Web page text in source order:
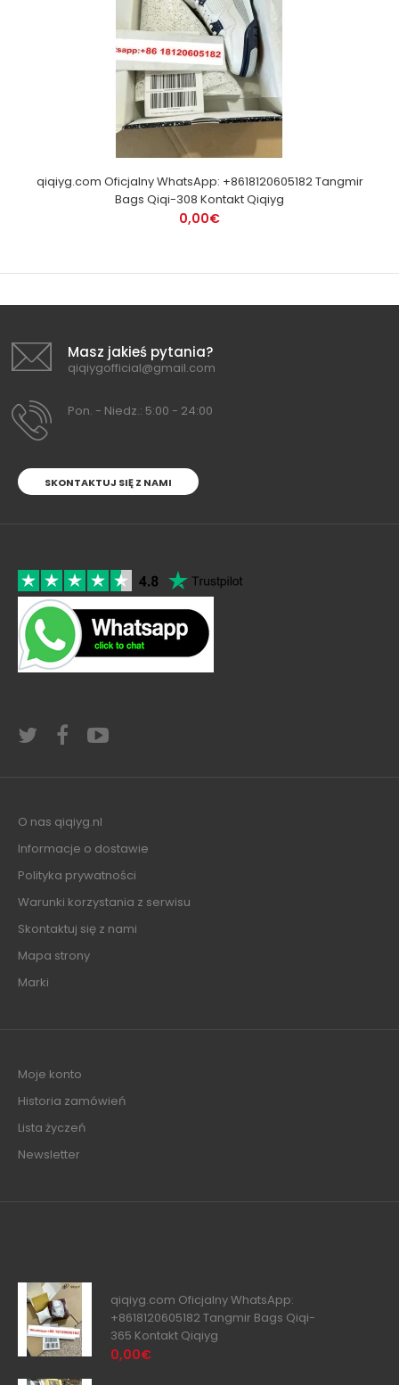
qiqiyg.com Oficjalny WhatsApp: +8618120605182 Tangmir
Bags Qiqi-308 Kontakt Qiqiyg
0,00€
Masz jakieś pytania?
qiqiygofficial@gmail.com
Pon. - Niedz.: 5:00 - 24:00
SKONTAKTUJ SIĘ Z NAMI
O nas qiqiyg.nl
Informacje o dostawie
Polityka prywatności
Warunki korzystania z serwisu
Skontaktuj się z nami
Mapa strony
Marki
Moje konto
Historia zamówień
Lista życzeń
Newsletter
qiqiyg.com Oficjalny WhatsApp:
+8618120605182 Tangmir Bags Qiqi-
365 Kontakt Qiqiyg
0,00€